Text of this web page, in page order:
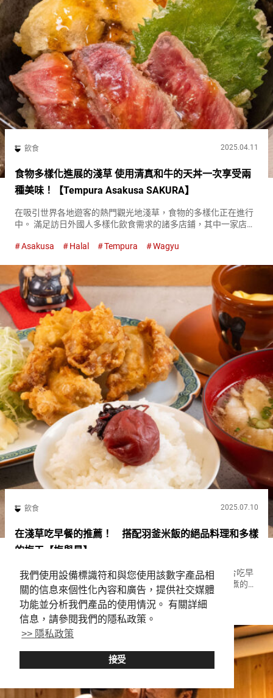
我們使用設備標識符和與您使用該數字產品相
關的信息來個性化內容和廣告，提供社交媒體
功能並分析我們產品的使用情況。 有關詳細
信息，請參閱我們的隱私政策。
>> 隱私政策
接受
飲食 2025.04.11
食物多樣化進展的淺草 使用清真和牛的天丼一次享受兩
種美味！【Tempura Asakusa SAKURA】
在吸引世界各地遊客的熱門觀光地淺草，食物的多樣化正在進行
中。 滿足訪日外國人多樣化飲食需求的諸多店鋪，其中一家店就
單是和牛天丼，使用了獲得清真認證的和牛。 和牛天...
Asakusa Halal Tempura Wagyu
飲食 2025.07.10
在淺草吃早餐的推薦！ 搭配羽釜米飯的絕品料理和多樣
的梅干【梅與星】
在從雷門到淺草寺的仲見世商店街的後巷，有一家非常適合吃早
餐的店。 店名是『梅與星（Ume to Hoshi）』。 使用羽釜煮的米
飯，種類豐富的梅干，以及搭配米飯的配菜組成的定食，是這裡
的招牌菜。 用『梅與星（Ume to Hoshi）』的早...
Asakusa Breakfast Karaage